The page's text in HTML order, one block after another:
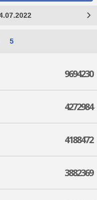
5
9694230
4272984
4188472
3882369